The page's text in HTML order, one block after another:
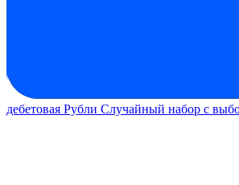
дебетовая Рубли Случайный набор с